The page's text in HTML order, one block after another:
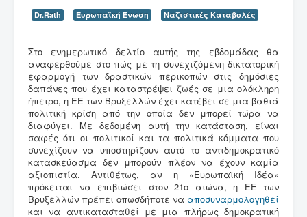
Dr.Rath Ευρωπαϊκή Ένωση Ναζιστικές Καταβολές
Στο ενημερωτικό δελτίο αυτής της εβδομάδας θα
αναφερθούμε στο πώς με τη συνεχιζόμενη δικτατορική
εφαρμογή των δραστικών περικοπών στις δημόσιες
δαπάνες που έχει καταστρέψει ζωές σε μια ολόκληρη
ήπειρο, η ΕΕ των Βρυξελλών έχει κατέβει σε μια βαθιά
πολιτική κρίση από την οποία δεν μπορεί τώρα να
διαφύγει. Με δεδομένη αυτή την κατάσταση, είναι
σαφές ότι οι πολιτικοί και τα πολιτικά κόμματα που
συνεχίζουν να υποστηρίζουν αυτό το αντιδημοκρατικό
κατασκεύασμα δεν μπορούν πλέον να έχουν καμία
αξιοπιστία. Αντιθέτως, αν η «Ευρωπαϊκή Ιδέα»
πρόκειται να επιβιώσει στον 21ο αιώνα, η ΕΕ των
Βρυξελλών πρέπει οπωσδήποτε να αποσυναρμολογηθεί
και να αντικατασταθεί με μια πλήρως δημοκρατική